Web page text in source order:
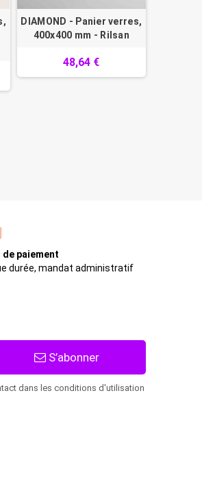
DIAMOND - Panier verres,
400x400 mm - Rilsan
48,64 €
paiement
durée, mandat administratif
S’abonner
dans les conditions d'utilisation